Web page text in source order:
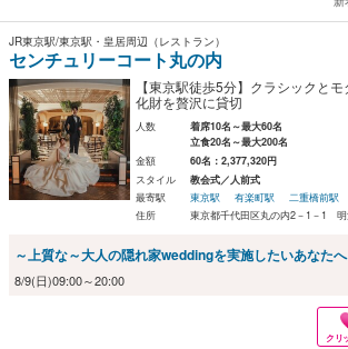
JR東京駅/東京駅・皇居周辺（レストラン）
センチュリーコート丸の内
【東京駅徒歩5分】クラシックと
化財を贅沢に貸切
人数
着席10名～最大60名
立食20名～最大200名
金額
60名：2,377,320円
スタイル
教会式／人前式
最寄駅
東京駅 有楽町駅 二重橋前駅
住所
東京都千代田区丸の内2－1－1
～上質な～大人の隠れ家weddingを実施したいあなた
8/9(日)09:00～20:00
クリ